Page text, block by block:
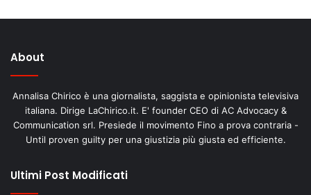
About
Annalisa Chirico è una giornalista, saggista e opinionista televisiva
italiana. Dirige LaChirico.it. E' founder CEO di AC Advocacy &
Communication srl. Presiede il movimento Fino a prova contraria -
Until proven guilty per una giustizia più giusta ed efficiente.
Ultimi Post Modificati